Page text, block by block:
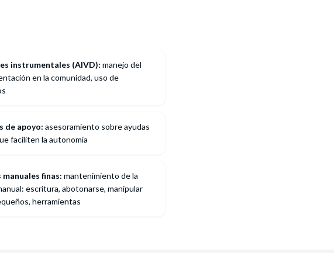
instrumentales (AIVD): manejo del
en la comunidad, uso de
de apoyo: asesoramiento sobre ayudas
faciliten la autonomía
manuales finas: mantenimiento de la
escritura, abotonarse, manipular
herramientas